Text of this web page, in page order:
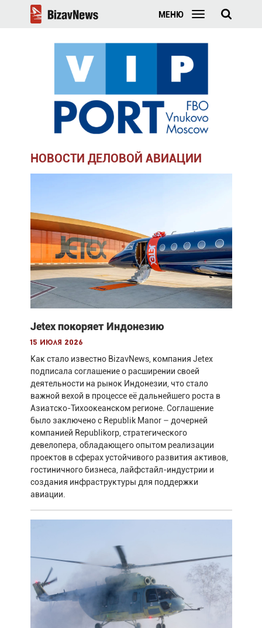
МЕНЮ
НОВОСТИ ДЕЛОВОЙ АВИАЦИИ
Jetex покоряет Индонезию
15 июля 2026
Как стало известно BizavNews, компания Jetex
подписала соглашение о расширении своей
деятельности на рынок Индонезии, что стало
важной вехой в процессе её дальнейшего роста в
Азиатско-Тихоокеанском регионе. Соглашение
было заключено с Republik Manor – дочерней
компанией Republikorp, стратегического
девелопера, обладающего опытом реализации
проектов в сферах устойчивого развития активов,
гостиничного бизнеса, лайфстайл-индустрии и
создания инфраструктуры для поддержки
авиации.